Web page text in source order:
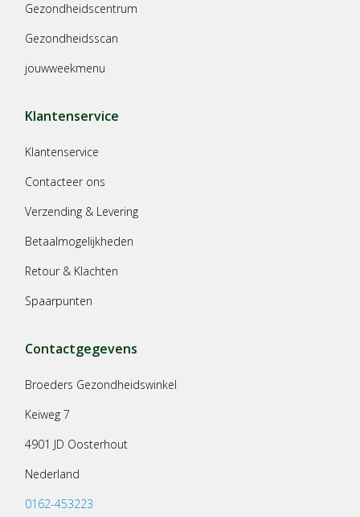
Gezondheidscentrum
Gezondheidsscan
jouwweekmenu
Klantenservice
Klantenservice
Contacteer ons
Verzending & Levering
Betaalmogelijkheden
Retour & Klachten
Spaarpunten
Contactgegevens
Broeders Gezondheidswinkel
Keiweg 7
4901 JD Oosterhout
Nederland
0162-453223